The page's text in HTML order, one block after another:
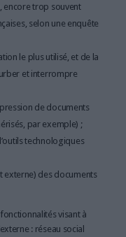
encore trop souvent
selon une enquête
le plus utilisé, et de la
et interrompre
de documents
par exemple) ;
technologiques
externe) des documents
visant à
: réseau social